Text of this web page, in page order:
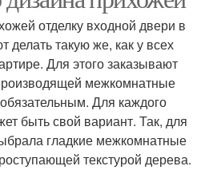
отделку входной двери в
делать такую же, как у всех
Для этого заказывают
межкомнатные
Для каждого
быть свой вариант. Так, для
гладкие межкомнатные
текстурой дерева.